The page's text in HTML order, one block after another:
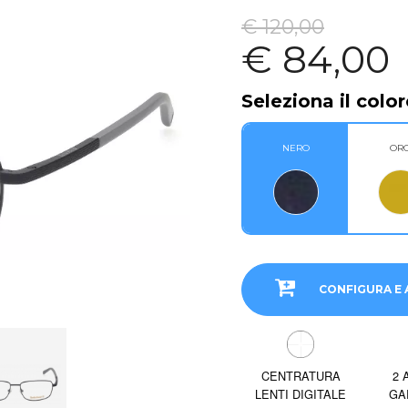
€ 120,00
€ 84,00
Seleziona il
NERO
CONFIGURA E
CENTRATURA
LENTI DIGITALE
2